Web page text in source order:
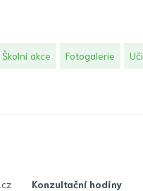
Školní akce Fotogalerie
Konzultační hodiny